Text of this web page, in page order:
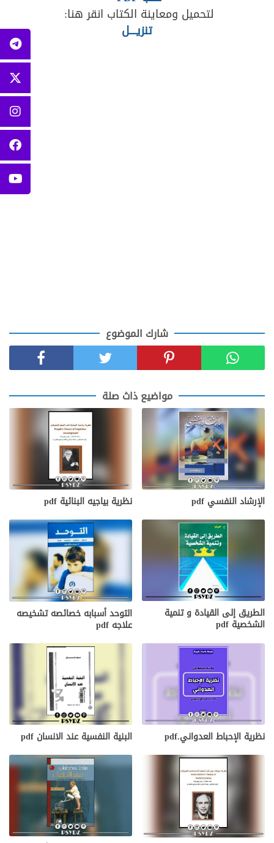
لتحميل ومعاينة الكتاب انقر هنا:
تنزيــــل
شارك الموضوع
مواضيع ذاث صلة
الإرشاد النفسي pdf نظرية بياجيه البنائية pdf
الطريق إلى القيادة و تنمية
الشخصية pdf
التوحد أسبابه خصائصه تشخيصه
علاجه pdf
نظرية الإحباط العدواني.pdf البنية النفسية عند الانسان pdf